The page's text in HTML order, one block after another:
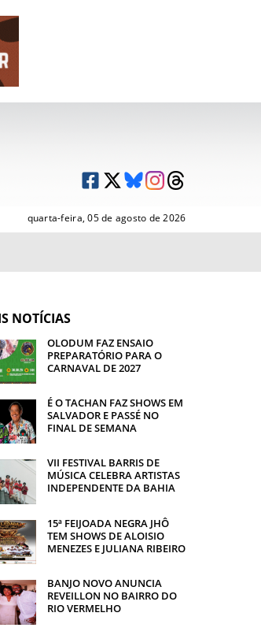
quarta-feira, 05 de agosto de 2026
NOTÍCIAS
OLODUM FAZ ENSAIO
PREPARATÓRIO PARA O
CARNAVAL DE 2027
É O TACHAN FAZ SHOWS EM
SALVADOR E PASSÉ NO
FINAL DE SEMANA
VII FESTIVAL BARRIS DE
MÚSICA CELEBRA ARTISTAS
INDEPENDENTE DA BAHIA
15ª FEIJOADA NEGRA JHÔ
TEM SHOWS DE ALOISIO
MENEZES E JULIANA RIBEIRO
BANJO NOVO ANUNCIA
REVEILLON NO BAIRRO DO
RIO VERMELHO